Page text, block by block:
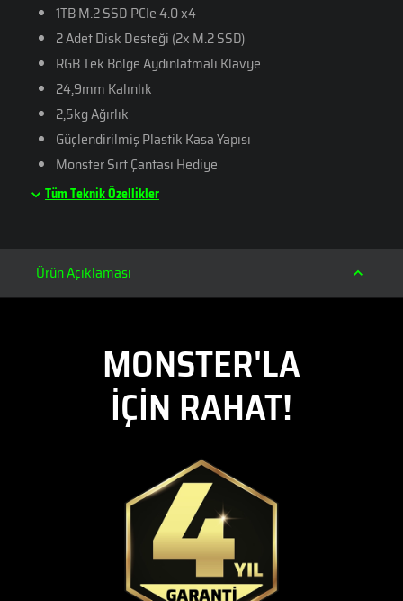
1TB M.2 SSD PCIe 4.0 x4
2 Adet Disk Desteği (2x M.2 SSD)
RGB Tek Bölge Aydınlatmalı Klavye
24,9mm Kalınlık
2,5kg Ağırlık
Güçlendirilmiş Plastik Kasa Yapısı
Monster Sırt Çantası Hediye
Tüm Teknik Özellikler
Ürün Açıklaması
MONSTER'LA
İÇİN RAHAT!